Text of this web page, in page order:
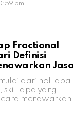
pm
Fractional
Definisi
Jasa
dari nol: apa
skill apa yang
cara menawarkan